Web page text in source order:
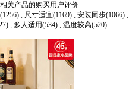
关产品的购买用户评价
, 尺寸适宜(1169) , 安装同步(1066) ,
, 多人适用(534) , 温度较高(520) .